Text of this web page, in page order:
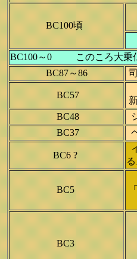
BC100頃
BC100～0 このころ大乗仏
BC87～86
BC57
BC48
BC37
BC6 ?
る
BC5
BC3